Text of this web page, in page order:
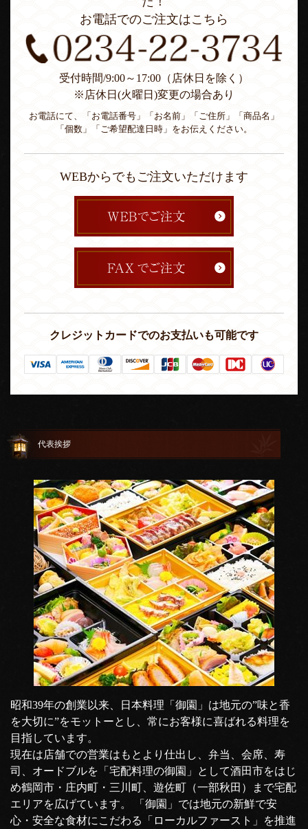
お電話でのご注文はこちら
受付時間/9:00～17:00（店休日を除く）
※店休日(火曜日)変更の場合あり
お電話にて、「お電話番号」「お名前」「ご住所」「商品名」
「個数」「ご希望配達日時」をお伝えください。
WEBからでもご注文いただけます
クレジットカードでのお支払いも可能です
代表挨拶
昭和39年の創業以来、日本料理「御園」は地元の”味と香
を大切に”をモットーとし、常にお客様に喜ばれる料理を
目指しています。
現在は店舗での営業はもとより仕出し、弁当、会席、寿
司、オードブルを「宅配料理の御園」として酒田市をはじ
め鶴岡市・庄内町・三川町、遊佐町（一部秋田）まで宅配
エリアを広げています。 「御園」では地元の新鮮で安
心・安全な食材にこだわる「ローカルファースト」を推進